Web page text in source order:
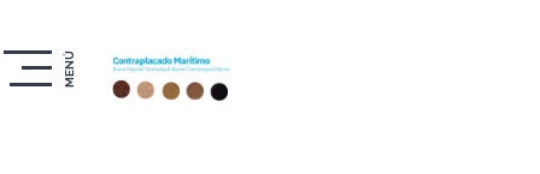
MENÚ